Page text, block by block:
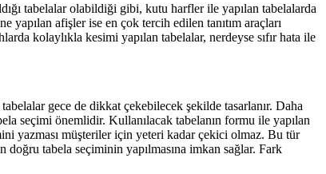
tabelalar olabildiği gibi, kutu harfler ile yapılan tabelalarda
yapılan afişler ise en çok tercih edilen tanıtım araçları
kolaylıkla kesimi yapılan tabelalar, nerdeyse sıfır hata ile
gece de dikkat çekebilecek şekilde tasarlanır. Daha
seçimi önemlidir. Kullanılacak tabelanın formu ile yapılan
yazması müşteriler için yeteri kadar çekici olmaz. Bu tür
tabela seçiminin yapılmasına imkan sağlar. Fark